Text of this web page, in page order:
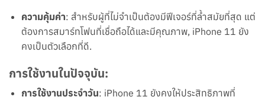
ความคุ้มค่า: สำหรับผู้ที่ไม่จำเป็นต้องมีฟีเจอร์ที่ล้ำสมัยที่สุด แต่
ต้องการสมาร์ทโฟนที่เชื่อถือได้และมีคุณภาพ, iPhone 11 ยัง
คงเป็นตัวเลือกที่ดี.
การใช้งานในปัจจุบัน:
การใช้งานประจำวัน: iPhone 11 ยังคงให้ประสิทธิภาพที่